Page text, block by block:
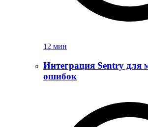
12 мин
Интеграция Sentry для
ошибок